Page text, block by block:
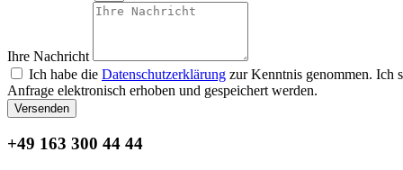
Ihre Nachricht
Ich habe die Datenschutzerklärung zur Kenntnis genommen. Ich
Anfrage elektronisch erhoben und gespeichert werden.
Versenden
+49 163 300 44 44